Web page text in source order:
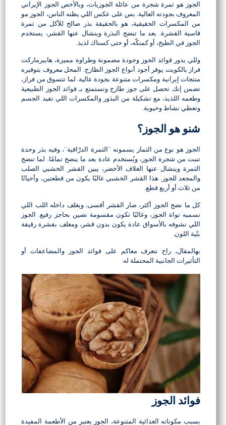
الجوز هو ثمرة شجرة من عائلة الجوزيات، وبالأخص الجوز الإيراني
المعروف بجودته العالية. بس على عكس اللي يظنه الناس، الجوز مو
من المكسرات الحقيقية، هو بالحقيقة بذر صالح للأكل من ثمرة
قاسية القشرة. بعد ما تنضج البذرة وينشال عنها القشر، يستخدم
الجوز في الطبخ، أو كمنكّه، أو حتى كسناك لذيذ.
وللي يدورفوائد الجوز وجودة مضمونة وطراوة مميزة، هايبرماركت
فراز بالكويت يوفر أجود أنواع الجوز الطازج. المحل معروف بتوفيره
منتجات إيرانية ومكسرات متنوعة بجودة عالية. لما تتسوق من فراز،
تضمن إنك تحصل على جوز طازج وتستمتع بـ فوائد الجوز الطبيعية
وطعمه اللذيذ، مع تشكيلة من البذور والمكسرات اللي تفيد الجسم
وتعطي نشاط وحيوية.
شنو هو الجوز؟
الجوز هو نوع من الثمار يسمونه “الثمرة الدرّاقية”، وفيه بذر وحدة
تنبت من شجرة الجوز، ويُستخدم عادة بعد ما ينضج تمامًا. لما تنضج
الثمرة وينشال عنها الغلاف الأخضر، يبين القشر الخشبي الصلب
والمجعد للجوز. هذا القشر الخشبي غالبًا يكون من قطعتين، وأحيانًا
من ثلاث أو أربع قطع.
كل ما نضج الجوز أكثر، صار القشر أقسى، ويغلف داخله اللب اللي
نسميه نواة الجوز، وغالبًا تكون مقسومة نصين بحاجز رفيع. الجوز
اللي نشوفه بالأسواق عادة يكون بدون قشر، ومغلف بقشرة رقيقة
بنّية اللون.
بهالمقال، راح نتعرف معاكم على فوائد الجوز والمضاعفات أو
التأثيرات الجانبية المحتملة له.
فوائد الجوز
بسبب مكوناته الغذائية المتنوعة، الجوز يعتبر من الأطعمة المفيدة